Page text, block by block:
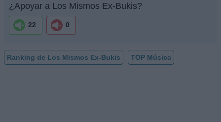
¿Apoyar a Los Mismos Ex-Bukis?
22 0
Ranking de Los Mismos Ex-Bukis TOP Música